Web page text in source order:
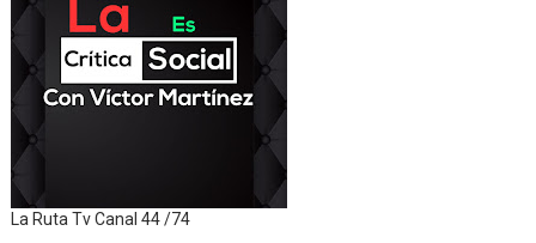
La Ruta Tv Canal 44 /74